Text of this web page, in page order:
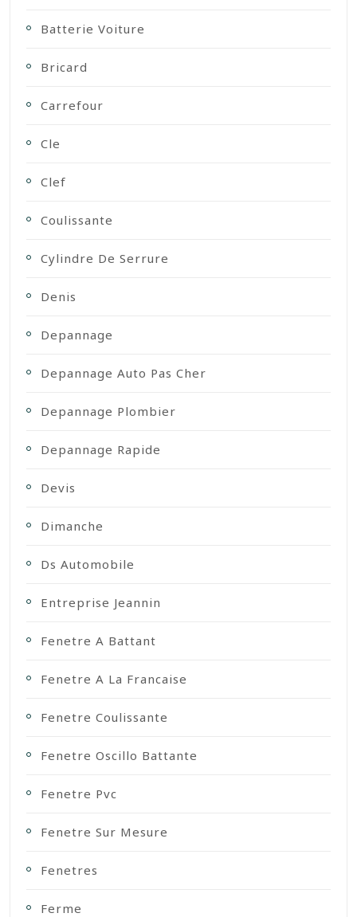
Batterie Voiture
Bricard
Carrefour
Cle
Clef
Coulissante
Cylindre De Serrure
Denis
Depannage
Depannage Auto Pas Cher
Depannage Plombier
Depannage Rapide
Devis
Dimanche
Ds Automobile
Entreprise Jeannin
Fenetre A Battant
Fenetre A La Francaise
Fenetre Coulissante
Fenetre Oscillo Battante
Fenetre Pvc
Fenetre Sur Mesure
Fenetres
Ferme